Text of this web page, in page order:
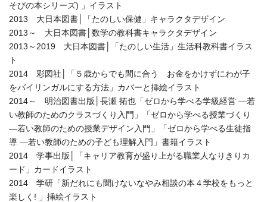
そびの本シリーズ) 」イラスト
2013 大日本図書│「たのしい保健」キャラクタデザイン
2013～ 大日本図書│数学の教科書キャラクタデザイン
2013～2019 大日本図書│「たのしい生活」生活科教科書イラス
ト
2014 彩図社│「５歳からでも間に合う お金をかけずにわが子
をバイリンガルにする方法」カバーと挿絵イラスト
2014～ 明治図書出版│長瀬 拓也「ゼロから学べる学級経営 ―若
い教師のためのクラスづくり入門」「ゼロから学べる授業づくり
―若い教師のための授業デザイン入門」「ゼロから学べる生徒指
導 ―若い教師のための子ども理解入門」書籍イラスト
2014 学事出版│「キャリア教育が盛り上がる職業人なりきりカ
ード」カードイラスト
2014 学研「新だれにも聞けないなやみ相談の本４学校をもっと
楽しく! 」挿絵イラスト